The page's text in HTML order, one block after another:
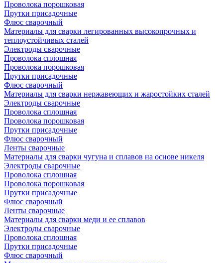
Проволока порошковая
Прутки присадочные
Флюс сварочный
Материалы для сварки легированных высокопрочных и
теплоустойчивых сталей
Электроды сварочные
Проволока сплошная
Проволока порошковая
Прутки присадочные
Флюс сварочный
Материалы для сварки нержавеющих и жаростойких сталей
Электроды сварочные
Проволока сплошная
Проволока порошковая
Прутки присадочные
Флюс сварочный
Ленты сварочные
Материалы для сварки чугуна и сплавов на основе никеля
Электроды сварочные
Проволока сплошная
Проволока порошковая
Прутки присадочные
Флюс сварочный
Ленты сварочные
Материалы для сварки меди и ее сплавов
Электроды сварочные
Проволока сплошная
Прутки присадочные
Флюс сварочный